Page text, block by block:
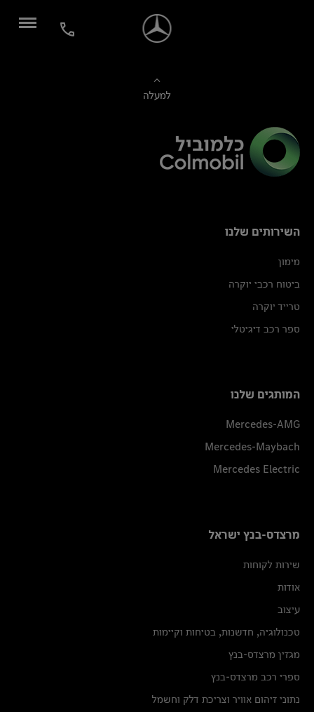
למעלה
השירותים שלנו
מימון
ביטוח רכבי יוקרה
טרייד יוקרה
ספר רכב דיגיטלי
המותגים שלנו
Mercedes-AMG
Mercedes-Maybach
Mercedes Electric
מרצדס-בנץ ישראל
שירות לקוחות
אודות
עיצוב
טכנולוגיה, חדשנות, בטיחות וקיימות
מגזין מרצדס-בנץ
ספרי רכב מרצדס-בנץ
נתוני זיהום אוויר וצריכת דלק וחשמל